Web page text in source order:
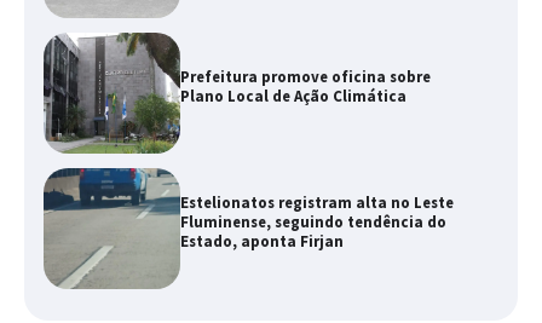
Prefeitura promove oficina sobre
Plano Local de Ação Climática
Estelionatos registram alta no Leste
Fluminense, seguindo tendência do
Estado, aponta Firjan